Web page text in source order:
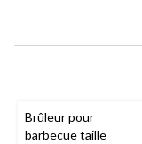
Brûleur pour
barbecue taille